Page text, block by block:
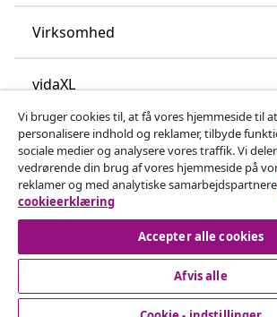
Virksomhed
vidaXL
Opdag mere
© 2008-2026 www.vidaxl.dk er et
Marketplace Europe B.V.
Vi bruger cookies til, at få vores hjemmeside til
personalisere indhold og reklamer, tilbyde
sociale medier og analysere vores traffik. Vi
vedrørende din brug af vores hjemmeside på
reklamer og med analytiske
cookieerklæring
Accepter alle cookies
Afvis alle